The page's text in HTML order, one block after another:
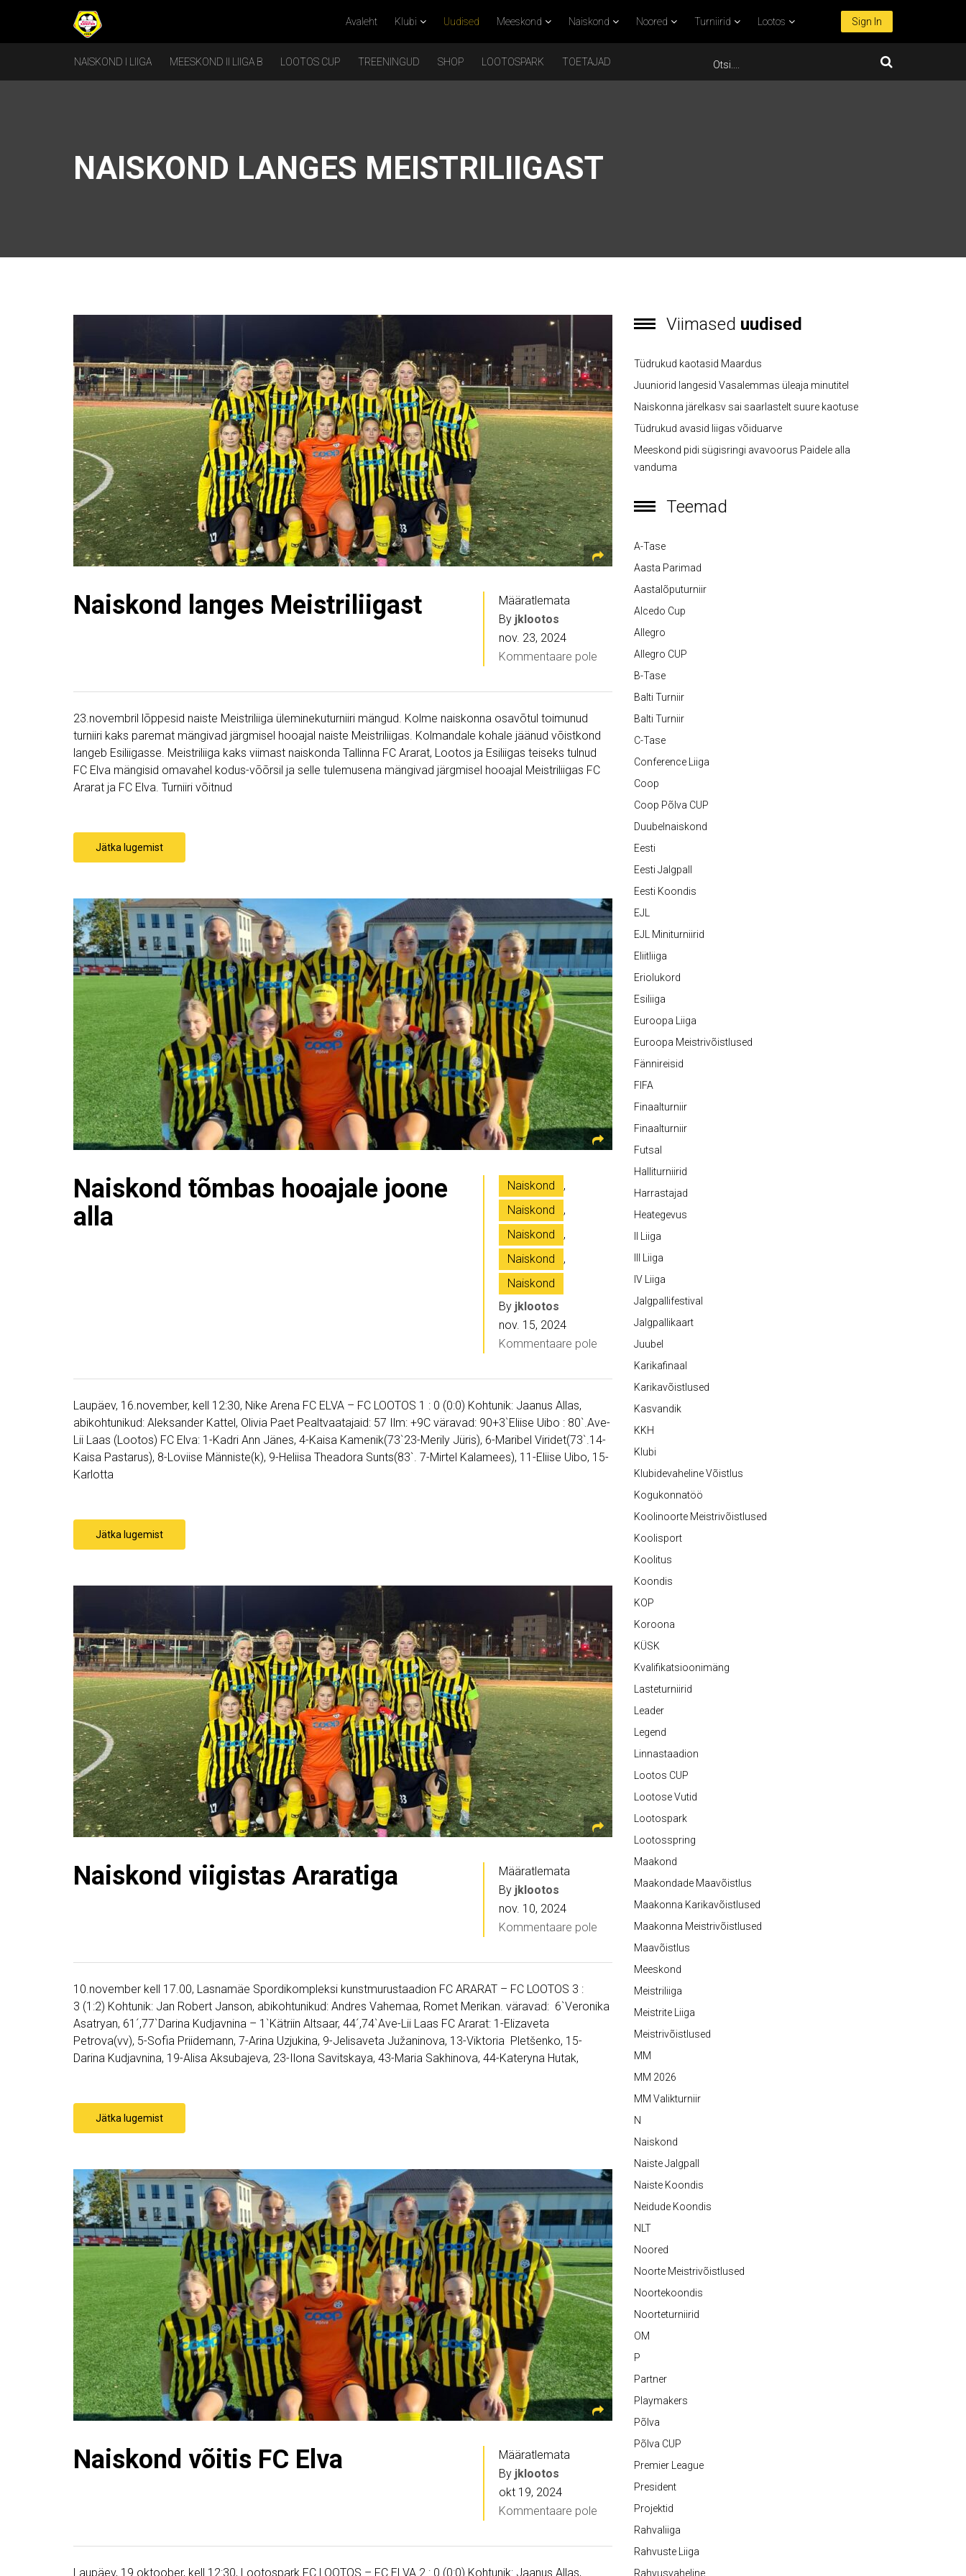
Avaleht Klubi Uudised Meeskond Naiskond Noored Turniirid Lootos Sign In
NAISKOND I LIIGA MEESKOND II LIIGA B LOOTOS CUP TREENINGUD SHOP LOOTOSPARK TOETAJAD
NAISKOND LANGES MEISTRILIIGAST
Naiskond langes Meistriliigast
Määratlemata
By jklootos
nov. 23, 2024
Kommentaare pole
23.novembril lõppesid naiste Meistriliiga üleminekuturniiri mängud. Kolme naiskonna osavõtul toimunud
turniiri kaks paremat mängivad järgmisel hooajal naiste Meistriliigas. Kolmandale kohale jäänud võistkond
langeb Esiliigasse. Meistriliiga kaks viimast naiskonda Tallinna FC Ararat, Lootos ja Esiliigas teiseks tulnud
FC Elva mängisid omavahel kodus-võõrsil ja selle tulemusena mängivad järgmisel hooajal Meistriliigas FC
Ararat ja FC Elva. Turniiri võitnud
Jätka lugemist
Naiskond tõmbas hooajale joone
alla
Naiskond
,
Naiskond
,
Naiskond
,
Naiskond
,
Naiskond
By jklootos
nov. 15, 2024
Kommentaare pole
Laupäev, 16.november, kell 12:30, Nike Arena FC ELVA – FC LOOTOS 1 : 0 (0:0) Kohtunik: Jaanus Allas,
abikohtunikud: Aleksander Kattel, Olivia Paet Pealtvaatajaid: 57 Ilm: +9C väravad: 90+3`Eliise Uibo : 80`.Ave-
Lii Laas (Lootos) FC Elva: 1-Kadri Ann Jänes, 4-Kaisa Kamenik(73`23-Merily Jüris), 6-Maribel Viridet(73`.14-
Kaisa Pastarus), 8-Loviise Männiste(k), 9-Heliisa Theadora Sunts(83`. 7-Mirtel Kalamees), 11-Eliise Uibo, 15-
Karlotta
Jätka lugemist
Naiskond viigistas Araratiga
Määratlemata
By jklootos
nov. 10, 2024
Kommentaare pole
10.november kell 17.00, Lasnamäe Spordikompleksi kunstmurustaadion FC ARARAT – FC LOOTOS 3 :
3 (1:2) Kohtunik: Jan Robert Janson, abikohtunikud: Andres Vahemaa, Romet Merikan. väravad: 6`Veronika
Asatryan, 61´,77`Darina Kudjavnina – 1`Kätriin Altsaar, 44´,74`Ave-Lii Laas FC Ararat: 1-Elizaveta
Petrova(vv), 5-Sofia Priidemann, 7-Arina Uzjukina, 9-Jelisaveta Južaninova, 13-Viktoria Pletšenko, 15-
Darina Kudjavnina, 19-Alisa Aksubajeva, 23-Ilona Savitskaya, 43-Maria Sakhinova, 44-Kateryna Hutak,
Jätka lugemist
Naiskond võitis FC Elva
Määratlemata
By jklootos
okt 19, 2024
Kommentaare pole
Laupäev, 19.oktoober, kell 12:30, Lootospark FC LOOTOS – FC ELVA 2 : 0 (0:0) Kohtunik: Jaanus Allas,
Viimased uudised
Tüdrukud kaotasid Maardus
Juuniorid langesid Vasalemmas üleaja minutitel
Naiskonna järelkasv sai saarlastelt suure kaotuse
Tüdrukud avasid liigas võiduarve
Meeskond pidi sügisringi avavoorus Paidele alla
vanduma
Teemad
A-Tase
Aasta Parimad
Aastalõputurniir
Alcedo Cup
Allegro
Allegro CUP
B-Tase
Balti Turniir
Balti Turniir
C-Tase
Conference Liiga
Coop
Coop Põlva CUP
Duubelnaiskond
Eesti
Eesti Jalgpall
Eesti Koondis
EJL
EJL Miniturniirid
Eliitliiga
Eriolukord
Esiliiga
Euroopa Liiga
Euroopa Meistrivõistlused
Fännireisid
FIFA
Finaalturniir
Finaalturniir
Futsal
Halliturniirid
Harrastajad
Heategevus
II Liiga
III Liiga
IV Liiga
Jalgpallifestival
Jalgpallikaart
Juubel
Karikafinaal
Karikavõistlused
Kasvandik
KKH
Klubi
Klubidevaheline Võistlus
Kogukonnatöö
Koolinoorte Meistrivõistlused
Koolisport
Koolitus
Koondis
KOP
Koroona
KÜSK
Kvalifikatsioonimäng
Lasteturniirid
Leader
Legend
Linnastaadion
Lootos CUP
Lootose Vutid
Lootospark
Lootosspring
Maakond
Maakondade Maavõistlus
Maakonna Karikavõistlused
Maakonna Meistrivõistlused
Maavõistlus
Meeskond
Meistriliiga
Meistrite Liiga
Meistrivõistlused
MM
MM 2026
MM Valikturniir
N
Naiskond
Naiste Jalgpall
Naiste Koondis
Neidude Koondis
NLT
Noored
Noorte Meistrivõistlused
Noortekoondis
Noorteturniirid
OM
P
Partner
Playmakers
Põlva
Põlva CUP
Premier League
President
Projektid
Rahvaliiga
Rahvuste Liiga
Rahvusvaheline